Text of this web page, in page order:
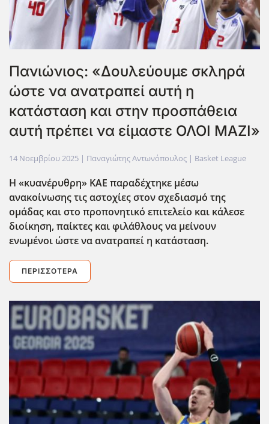
Πανιώνιος: «Δουλεύουμε σκληρά
ώστε να ανατραπεί αυτή η
κατάσταση και στην προσπάθεια
αυτή πρέπει να είμαστε ΟΛΟΙ ΜΑΖΙ»
14 Νοεμβρίου 2025 | Παναγιώτης Αντωνόπουλος | Basket League
Η «κυανέρυθρη» ΚΑΕ παραδέχτηκε μέσω
ανακοίνωσης τις αστοχίες στον σχεδιασμό της
ομάδας και στο προπονητικό επιτελείο και κάλεσε
διοίκηση, παίκτες και φιλάθλους να μείνουν
ενωμένοι ώστε να ανατραπεί η κατάσταση.
ΠΕΡΙΣΣΌΤΕΡΑ